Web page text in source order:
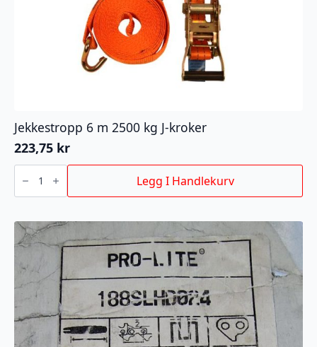
Jekkestropp 6 m 2500 kg J-kroker
223,75 kr
Jekkestropp
2500
kroker
antall
Legg I Handlekurv